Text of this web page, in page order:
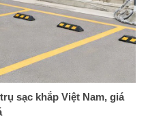
sạc khắp Việt Nam, giá